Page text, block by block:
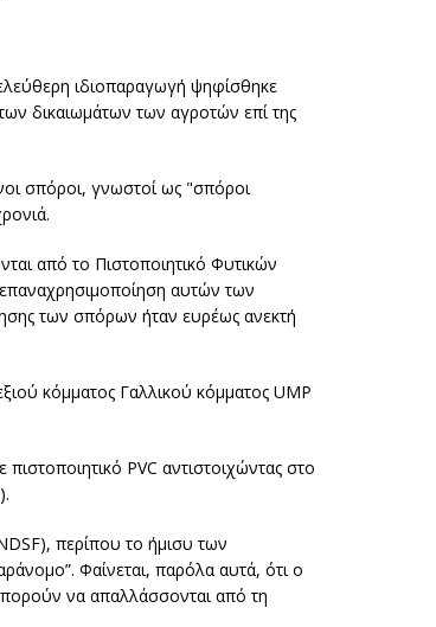
ιδιοπαραγωγή ψηφίσθηκε
δικαιωμάτων των αγροτών επί της
σπόροι, γνωστοί ως "σπόροι
από το Πιστοποιητικό Φυτικών
επαναχρησιμοποίηση αυτών των
των σπόρων ήταν ευρέως ανεκτή
κόμματος Γαλλικού κόμματος UMP
PVC αντιστοιχώντας στο
περίπου το ήμισυ των
Φαίνεται, παρόλα αυτά, ότι ο
να απαλλάσσονται από τη